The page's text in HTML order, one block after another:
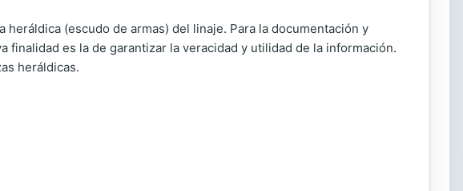
(escudo de armas) del linaje. Para la documentación y
es la de garantizar la veracidad y utilidad de la información.
heráldicas.